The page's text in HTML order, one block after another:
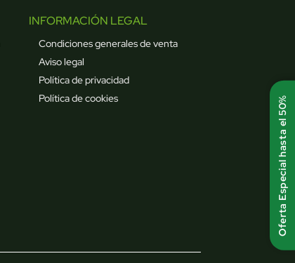
INFORMACIÓN LEGAL
Condiciones generales de venta
Aviso legal
Política de privacidad
Política de cookies
Oferta Especial hasta el 50%